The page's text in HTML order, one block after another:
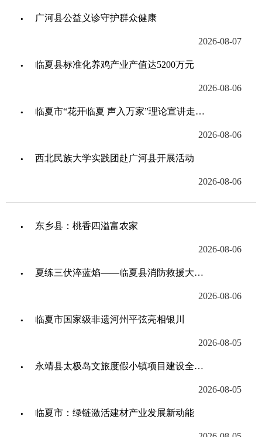
广河县公益义诊守护群众健康
2026-08-07
临夏县标准化养鸡产业产值达5200万元
2026-08-06
临夏市“花开临夏 声入万家”理论宣讲走进折桥镇
2026-08-06
西北民族大学实践团赴广河县开展活动
2026-08-06
东乡县：桃香四溢富农家
2026-08-06
夏练三伏淬蓝焰——临夏县消防救援大队练兵见闻
2026-08-06
临夏市国家级非遗河州平弦亮相银川
2026-08-05
永靖县太极岛文旅度假小镇项目建设全速推进
2026-08-05
临夏市：绿链激活建材产业发展新动能